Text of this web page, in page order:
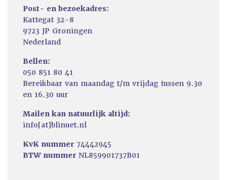
Post- en bezoekadres:
Kattegat 32-8
9723 JP Groningen
Nederland
Bellen:
050 851 80 41
Bereikbaar van maandag t/m vrijdag tussen 9.30
en 16.30 uur
Mailen kan natuurlijk altijd:
info[at]blinuet.nl
KvK nummer 74442945
BTW nummer NL859901737B01